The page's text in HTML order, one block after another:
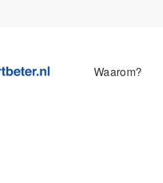
Waarom?